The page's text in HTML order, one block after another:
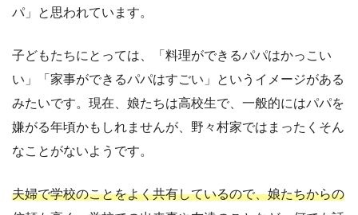
パ」と思われています。
子どもたちにとっては、「料理ができるパパはかっこい
い」「家事ができるパパはすごい」というイメージがある
みたいです。現在、娘たちは高校生で、一般的にはパパを
嫌がる年頃かもしれませんが、野々村家ではまったくそん
なことがないようです。
夫婦で学校のことをよく共有しているので、娘たちからの